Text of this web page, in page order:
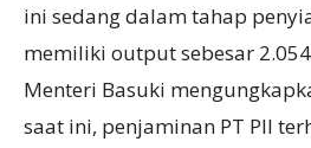
ini sedang dalam tahap
memiliki output sebesar
Menteri Basuki
saat ini, penjaminan PT PII